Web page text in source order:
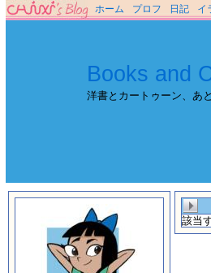
ホーム プロフ 日記 イ
Books and
洋書とカートゥーン、あ
該当